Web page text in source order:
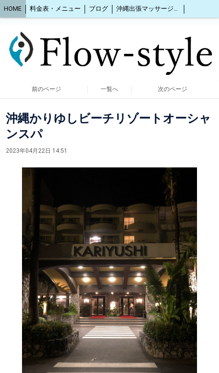
HOME 料金表・メニュー ブログ 沖縄出張マッサージ2人同時OK
前のページ 一覧へ 次のページ
沖縄かりゆしビーチリゾートオーシャ
ンスパ
2023年04月22日 14:51